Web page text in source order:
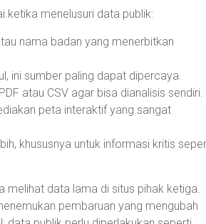
ketika menelusuri data publik:
nama badan yang menerbitkan
ini sumber paling dapat dipercaya.
atau CSV agar bisa dianalisis sendiri.
peta interaktif yang sangat
khususnya untuk informasi kritis
melihat data lama di situs pihak ketiga.
pembaruan yang mengubah